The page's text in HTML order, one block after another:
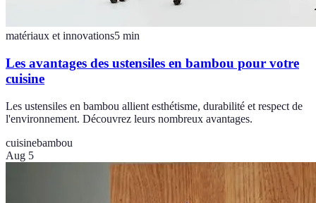
matériaux et innovations5 min
Les avantages des ustensiles en bambou pour votre
cuisine
Les ustensiles en bambou allient esthétisme, durabilité et respect de
l'environnement. Découvrez leurs nombreux avantages.
cuisinebambou
Aug 5